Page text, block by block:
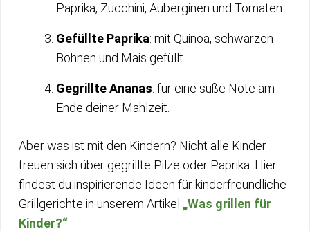
Paprika, Zucchini, Auberginen und Tomaten.
Gefüllte Paprika: mit Quinoa, schwarzen
Bohnen und Mais gefüllt.
Gegrillte Ananas: für eine süße Note am
Ende deiner Mahlzeit.
Aber was ist mit den Kindern? Nicht alle Kinder
freuen sich über gegrillte Pilze oder Paprika. Hier
findest du inspirierende Ideen für kinderfreundliche
Grillgerichte in unserem Artikel „Was grillen für
Kinder?“